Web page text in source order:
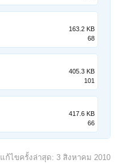
163.2 KB
68
405.3 KB
101
417.6 KB
66
แก้ไขครั้งล่าสุด: 3 สิงหาคม 2010